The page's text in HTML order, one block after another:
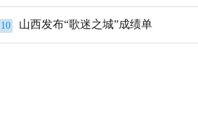
10 山西发布“歌迷之城”成绩单